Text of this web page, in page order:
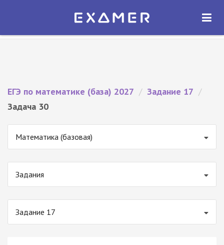
Экзамер — ЕГЭ 2027
ОТКРЫТЬ
ЕГЭ по математике (база) 2027 / Задание 17 /
Задача 30
Математика (базовая)
Задания
Задание 17